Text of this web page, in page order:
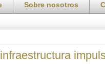
Sobre nosotros